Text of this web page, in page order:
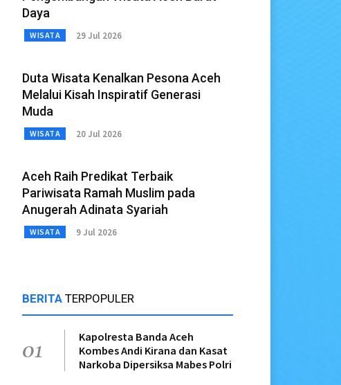
Daya
WISATA 29 Jul 2026
Duta Wisata Kenalkan Pesona Aceh
Melalui Kisah Inspiratif Generasi
Muda
WISATA 20 Jul 2026
Aceh Raih Predikat Terbaik
Pariwisata Ramah Muslim pada
Anugerah Adinata Syariah
WISATA 9 Jul 2026
BERITA TERPOPULER
01
Kapolresta Banda Aceh
Kombes Andi Kirana dan Kasat
Narkoba Dipersiksa Mabes Polri